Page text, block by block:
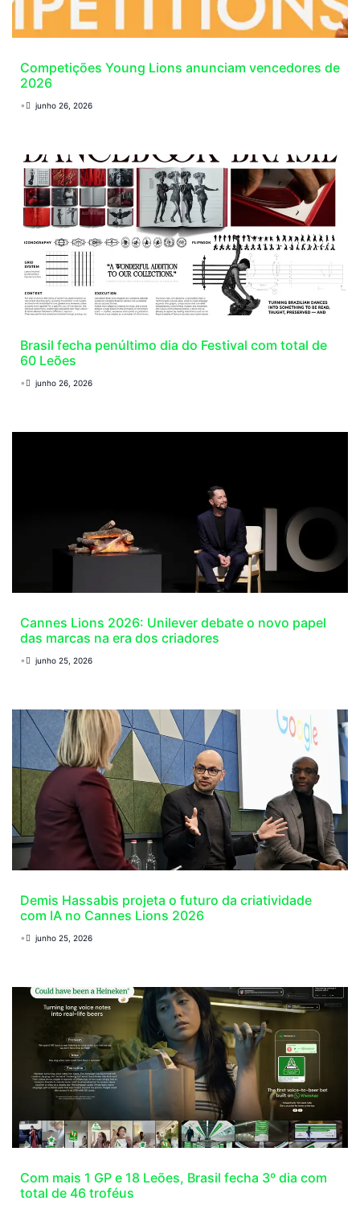
Competições Young Lions anunciam vencedores de
2026
• junho 26, 2026
Brasil fecha penúltimo dia do Festival com total de
60 Leões
• junho 26, 2026
Cannes Lions 2026: Unilever debate o novo papel
das marcas na era dos criadores
• junho 25, 2026
Demis Hassabis projeta o futuro da criatividade
com IA no Cannes Lions 2026
• junho 25, 2026
Com mais 1 GP e 18 Leões, Brasil fecha 3º dia com
total de 46 troféus